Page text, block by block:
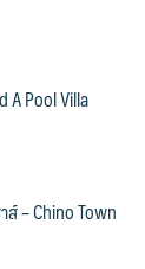
A Pool Villa
ส์ – Chino Town